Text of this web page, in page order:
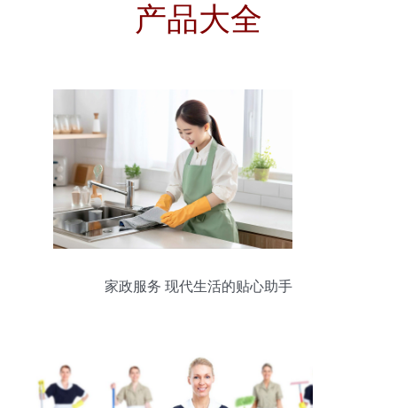
产品大全
家政服务 现代生活的贴心助手